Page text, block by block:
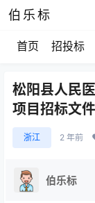
伯乐标
首页 招投标
松阳县人民
项目招标文件
浙江 2 年前
伯乐标